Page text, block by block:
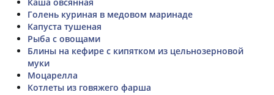
Голень куриная в медовом маринаде
Капуста тушеная
Рыба с овощами
Блины на кефире с кипятком из цельнозерновой
муки
Моцарелла
Котлеты из говяжего фарша